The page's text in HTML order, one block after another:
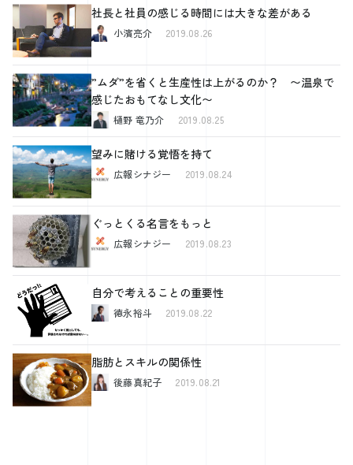
社長と社員の感じる時間には大きな差がある
小濱亮介 2019.08.26
”ムダ”を省くと生産性は上がるのか？ 〜温泉で
感じたおもてなし文化〜
樋野 竜乃介 2019.08.25
望みに賭ける覚悟を持て
広報シナジー 2019.08.24
ぐっとくる名言をもっと
広報シナジー 2019.08.23
自分で考えることの重要性
徳永裕斗 2019.08.22
脂肪とスキルの関係性
後藤真紀子 2019.08.21